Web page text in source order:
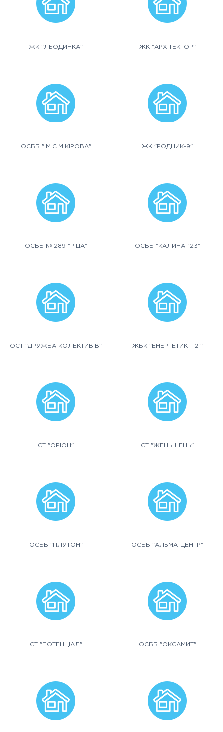
ЖК "ЛЬОДИНКА" ЖК "АРХІТЕКТОР"
ОСББ "ІМ.С.М.КІРОВА" ЖК "РОДНИК-9"
ОСББ № 289 "РІЦА" ОСББ "КАЛИНА-123"
ОСТ "ДРУЖБА КОЛЕКТИВІВ" ЖБК "ЕНЕРГЕТИК - 2 "
СТ "ОРІОН" СТ "ЖЕНЬШЕНЬ"
ОСББ "ПЛУТОН" ОСББ "АЛЬМА-ЦЕНТР"
СТ "ПОТЕНЦІАЛ" ОСББ "ОКСАМИТ"